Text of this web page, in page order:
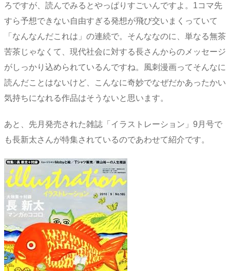
ろですが、読んでみるとやっぱりすごいんですよ。1コマ先
すら予想できない自由すぎる発想が飛び交いまくっていて
「なんなんだこれは」の連続で。そんななのに、単なる無茶
苦茶じゃなくて、現代社会に対する長さんからのメッセージ
がしっかり込められているんですね。風刺漫画ってそんなに
読んだことはないけど、こんなに奇妙でなぜだかあったかい
気持ちになれる作品はそうないと思います。
あと、先月発売された雑誌「イラストレーション」9月号で
も長新太さんが特集されているのであわせて紹介です。